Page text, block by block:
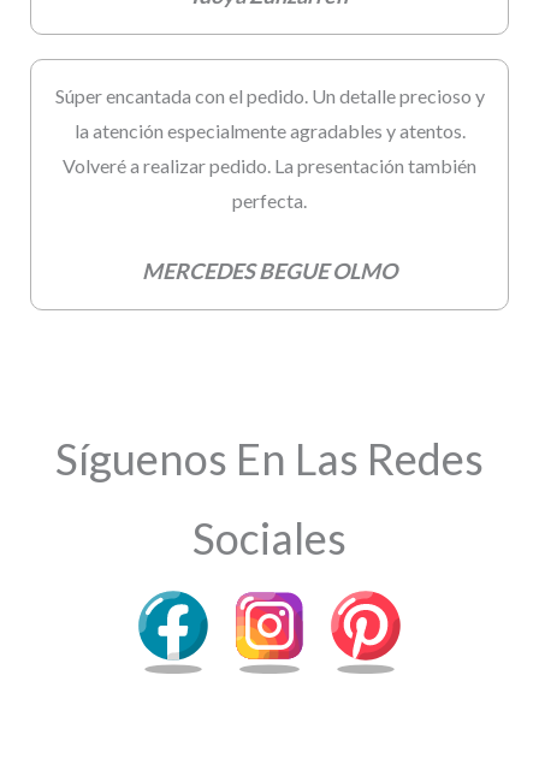
Súper encantada con el pedido. Un detalle precioso y
la atención especialmente agradables y atentos.
Volveré a realizar pedido. La presentación también
perfecta.
MERCEDES BEGUE OLMO
Síguenos En Las Redes
Sociales